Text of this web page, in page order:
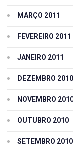
MARÇO 2011
FEVEREIRO 2011
JANEIRO 2011
DEZEMBRO 2010
NOVEMBRO
OUTUBRO 2010
SETEMBRO 2010